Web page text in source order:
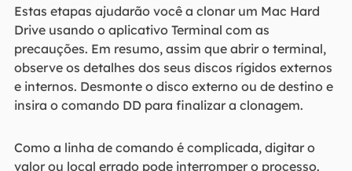
Estas etapas ajudarão você a clonar um Mac Hard
Drive usando o aplicativo Terminal com as
precauções. Em resumo, assim que abrir o terminal,
observe os detalhes dos seus discos rígidos externos
e internos. Desmonte o disco externo ou de destino e
insira o comando DD para finalizar a clonagem.
Como a linha de comando é complicada, digitar o
valor ou local errado pode interromper o processo.